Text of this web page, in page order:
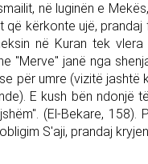
në luginën e
që kërkonte ujë,
në Kuran tek
"Merve" janë nga
për umre (vizitë
E kush bën ndonjë
(El-Bekare,
S'aji, prandaj